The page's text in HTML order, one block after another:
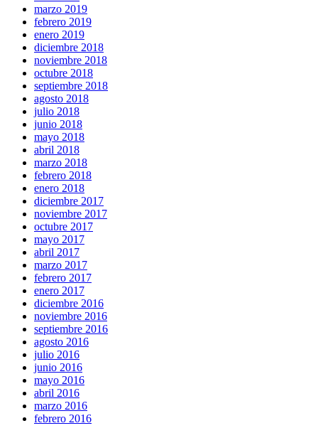
marzo 2019
febrero 2019
enero 2019
diciembre 2018
noviembre 2018
octubre 2018
septiembre 2018
agosto 2018
julio 2018
junio 2018
mayo 2018
abril 2018
marzo 2018
febrero 2018
enero 2018
diciembre 2017
noviembre 2017
octubre 2017
mayo 2017
abril 2017
marzo 2017
febrero 2017
enero 2017
diciembre 2016
noviembre 2016
septiembre 2016
agosto 2016
julio 2016
junio 2016
mayo 2016
abril 2016
marzo 2016
febrero 2016